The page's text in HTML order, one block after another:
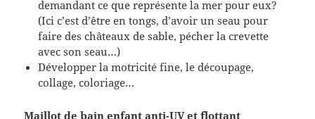
demandant ce que représente la mer pour eux?
(Ici c’est d’être en tongs, d’avoir un seau pour
faire des châteaux de sable, pécher la crevette
avec son seau…)
Développer la motricité fine, le découpage,
collage, coloriage…
Maillot de bain enfant anti-UV et flottant